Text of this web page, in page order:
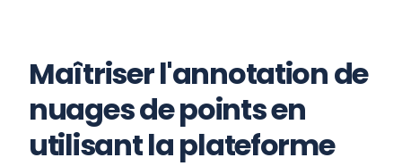
Maîtriser l'annotation de
nuages de points en
utilisant la plateforme